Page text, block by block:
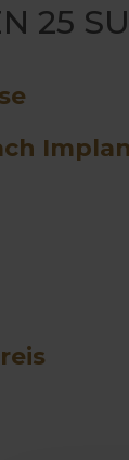
25